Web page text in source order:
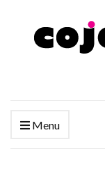
Menu